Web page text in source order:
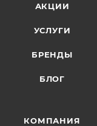
АКЦИИ
УСЛУГИ
БРЕНДЫ
БЛОГ
КОМПАНИЯ